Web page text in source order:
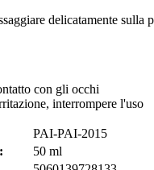
delicatamente sulla
con gli occhi
interrompere l'uso
PAI-PAI-2015
50 ml